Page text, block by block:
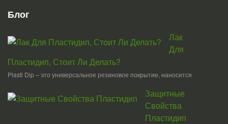
Блог
Лак
Для
Пластидип, Стоит Ли Делать?
Plasti Dip – это универсальное резиновое покрытие, наносится
Защитные
Свойства
Пластидип